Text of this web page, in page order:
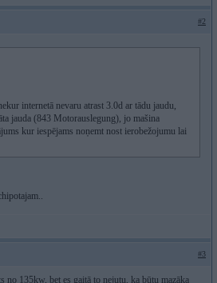
#2
internetā nevaru atrast 3.0d ar tādu jaudu,
jauda (843 Motorauslegung), jo mašina
kur iespējams noņemt nost ierobežojumu lai
#3
135kw, bet es gaitā to nejutu, ka būtu mazāka